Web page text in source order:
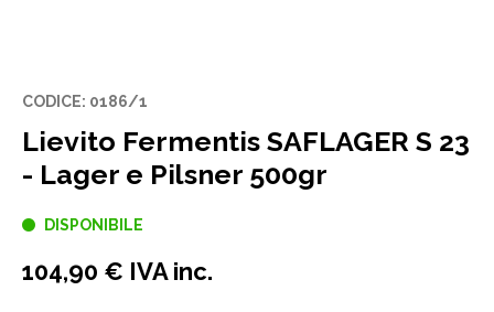
CODICE: 0186/1
Lievito Fermentis SAFLAGER S 23
- Lager e Pilsner 500gr
DISPONIBILE
104,90 € IVA inc.